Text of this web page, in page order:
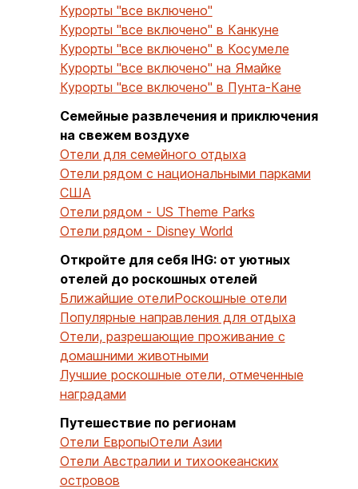
Курорты "все включено"
Курорты "все включено" в Канкуне
Курорты "все включено" в Косумеле
Курорты "все включено" на Ямайке
Курорты "все включено" в Пунта-Кане
Семейные развлечения и приключения
на свежем воздухе
Отели для семейного отдыха
Отели рядом с национальными парками
США
Отели рядом - US Theme Parks
Отели рядом - Disney World
Откройте для себя IHG: от уютных
отелей до роскошных отелей
Ближайшие отелиРоскошные отели
Популярные направления для отдыха
Отели, разрешающие проживание с
домашними животными
Лучшие роскошные отели, отмеченные
наградами
Путешествие по регионам
Отели ЕвропыОтели Азии
Отели Австралии и тихоокеанских
островов